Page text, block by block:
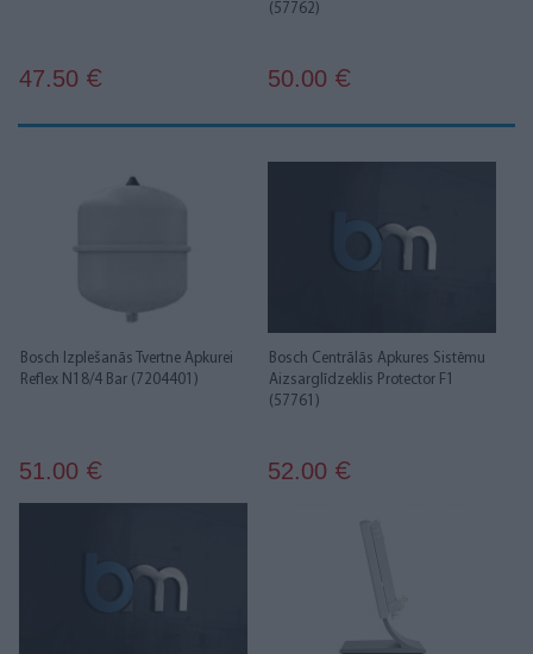
47.50 €
(57762)
50.00 €
Bosch Izplešanās Tvertne Apkurei
Reflex N18/4 Bar (7204401)
51.00 €
Bosch Centrālās Apkures Sistēmu
Aizsarglīdzeklis Protector F1
(57761)
52.00 €